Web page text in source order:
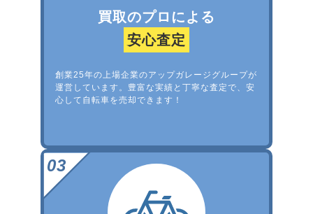
買取のプロによる
安心査定
創業25年の上場企業のアップガレージグループが
運営しています。豊富な実績と丁寧な査定で、安
心して自転車を売却できます！